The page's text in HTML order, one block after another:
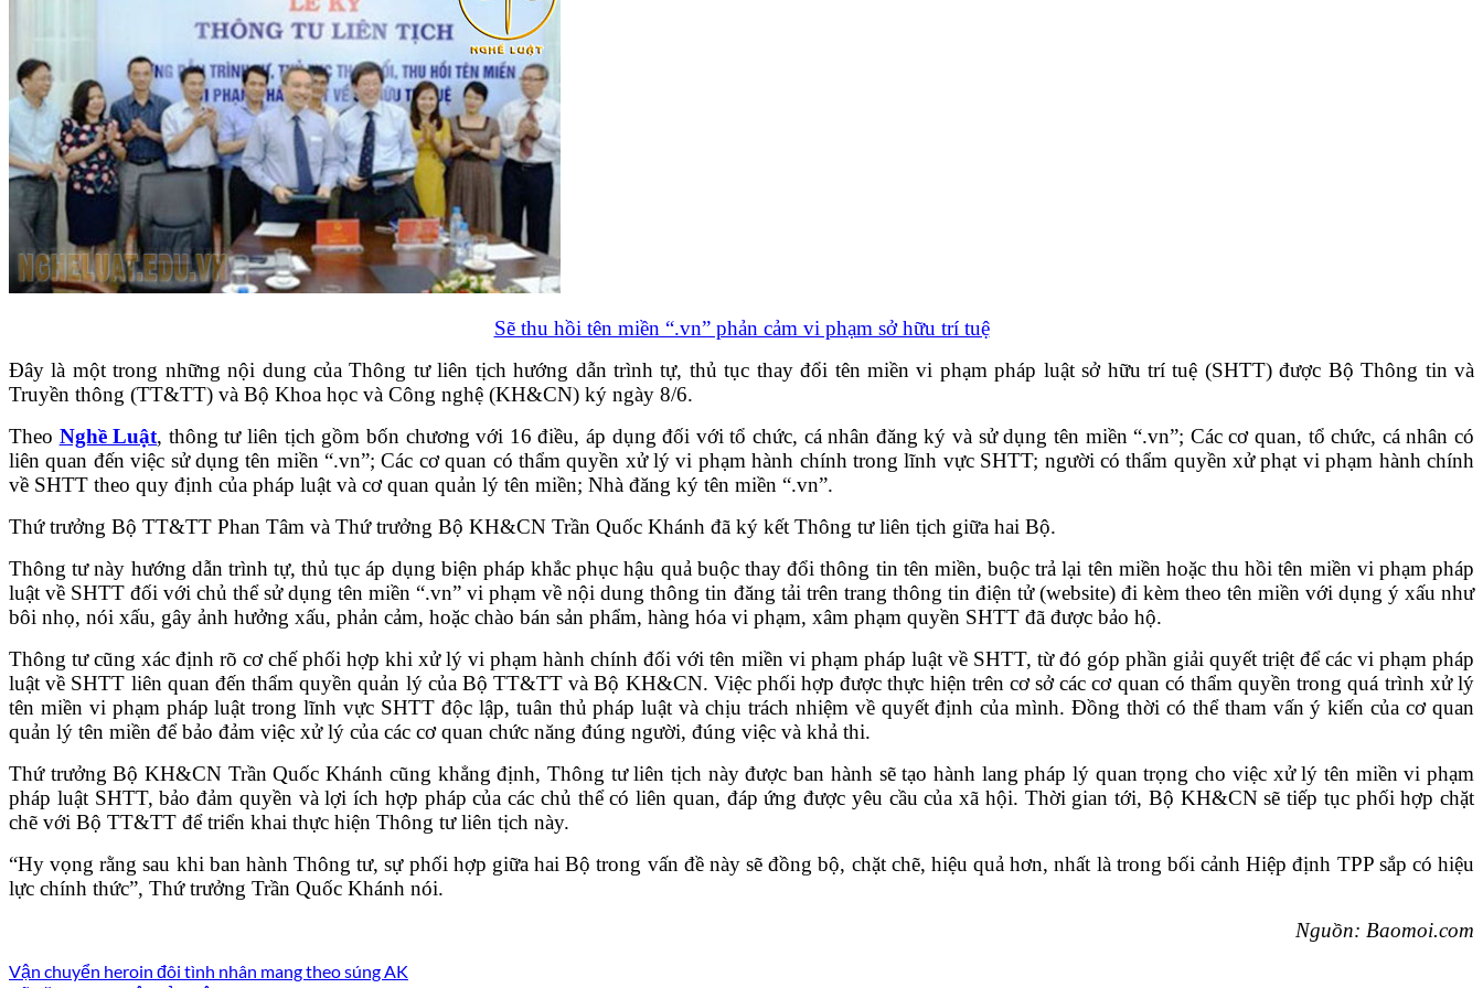
Sẽ thu hồi tên miền “.vn” phản cảm vi phạm sở hữu trí tuệ
Đây là một trong những nội dung của Thông tư liên tịch hướng dẫn trình tự, thủ tục thay đổi tên miền vi phạm pháp luật sở hữu trí tuệ (SHTT) được Bộ Thông tin và
Truyền thông (TT&TT) và Bộ Khoa học và Công nghệ (KH&CN) ký ngày 8/6.
Theo Nghề Luật, thông tư liên tịch gồm bốn chương với 16 điều, áp dụng đối với tổ chức, cá nhân đăng ký và sử dụng tên miền “.vn”; Các cơ quan, tổ chức, cá nhân có
liên quan đến việc sử dụng tên miền “.vn”; Các cơ quan có thẩm quyền xử lý vi phạm hành chính trong lĩnh vực SHTT; người có thẩm quyền xử phạt vi phạm hành chính
về SHTT theo quy định của pháp luật và cơ quan quản lý tên miền; Nhà đăng ký tên miền “.vn”.
Thứ trưởng Bộ TT&TT Phan Tâm và Thứ trưởng Bộ KH&CN Trần Quốc Khánh đã ký kết Thông tư liên tịch giữa hai Bộ.
Thông tư này hướng dẫn trình tự, thủ tục áp dụng biện pháp khắc phục hậu quả buộc thay đổi thông tin tên miền, buộc trả lại tên miền hoặc thu hồi tên miền vi phạm pháp
luật về SHTT đối với chủ thể sử dụng tên miền “.vn” vi phạm về nội dung thông tin đăng tải trên trang thông tin điện tử (website) đi kèm theo tên miền với dụng ý xấu như
bôi nhọ, nói xấu, gây ảnh hưởng xấu, phản cảm, hoặc chào bán sản phẩm, hàng hóa vi phạm, xâm phạm quyền SHTT đã được bảo hộ.
Thông tư cũng xác định rõ cơ chế phối hợp khi xử lý vi phạm hành chính đối với tên miền vi phạm pháp luật về SHTT, từ đó góp phần giải quyết triệt để các vi phạm pháp
luật về SHTT liên quan đến thẩm quyền quản lý của Bộ TT&TT và Bộ KH&CN. Việc phối hợp được thực hiện trên cơ sở các cơ quan có thẩm quyền trong quá trình xử lý
tên miền vi phạm pháp luật trong lĩnh vực SHTT độc lập, tuân thủ pháp luật và chịu trách nhiệm về quyết định của mình. Đồng thời có thể tham vấn ý kiến của cơ quan
quản lý tên miền để bảo đảm việc xử lý của các cơ quan chức năng đúng người, đúng việc và khả thi.
Thứ trưởng Bộ KH&CN Trần Quốc Khánh cũng khẳng định, Thông tư liên tịch này được ban hành sẽ tạo hành lang pháp lý quan trọng cho việc xử lý tên miền vi phạm
pháp luật SHTT, bảo đảm quyền và lợi ích hợp pháp của các chủ thể có liên quan, đáp ứng được yêu cầu của xã hội. Thời gian tới, Bộ KH&CN sẽ tiếp tục phối hợp chặt
chẽ với Bộ TT&TT để triển khai thực hiện Thông tư liên tịch này.
“Hy vọng rằng sau khi ban hành Thông tư, sự phối hợp giữa hai Bộ trong vấn đề này sẽ đồng bộ, chặt chẽ, hiệu quả hơn, nhất là trong bối cảnh Hiệp định TPP sắp có hiệu
lực chính thức”, Thứ trưởng Trần Quốc Khánh nói.
Nguồn: Baomoi.com
Vận chuyển heroin đôi tình nhân mang theo súng AK